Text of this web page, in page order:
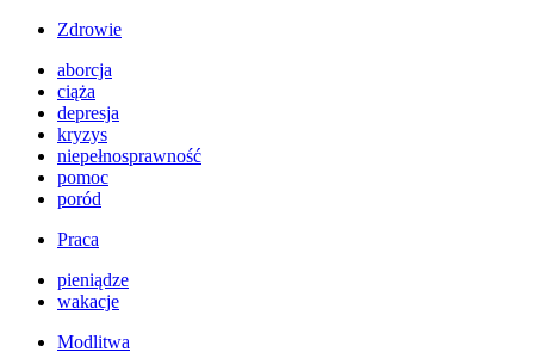
Zdrowie
aborcja
ciąża
depresja
kryzys
niepełnosprawność
pomoc
poród
Praca
pieniądze
wakacje
Modlitwa